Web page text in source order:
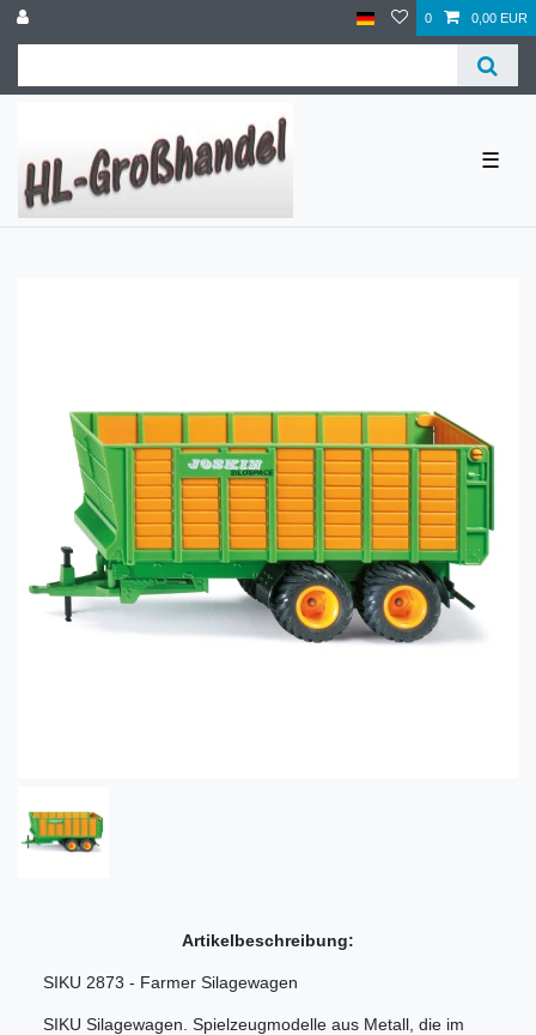
0 0,00 EUR
☰
Artikelbeschreibung:
SIKU 2873 - Farmer Silagewagen
SIKU Silagewagen. Spielzeugmodelle aus Metall, die im